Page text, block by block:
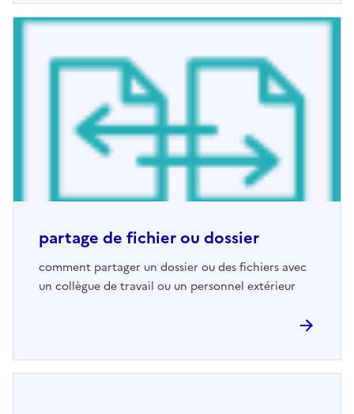
partage de fichier ou dossier
comment partager un dossier ou des fichiers avec
un collègue de travail ou un personnel extérieur